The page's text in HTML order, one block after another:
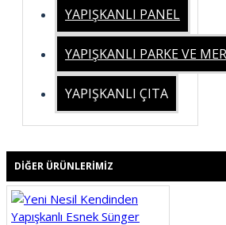
YAPIŞKANLI PANEL
YAPIŞKANLI PARKE VE
YAPIŞKANLI ÇITA
DIĞER ÜRÜNLERIMIZ